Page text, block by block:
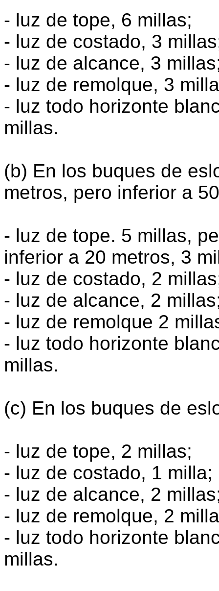
- luz de tope, 6 millas;
- luz de costado, 3
- luz de alcance, 3
- luz de remolque, 3
- luz todo horizonte
millas.
(b) En los buques de
metros, pero inferior a
- luz de tope. 5 millas,
inferior a 20 metros, 3
- luz de costado, 2
- luz de alcance, 2
- luz de remolque 2
- luz todo horizonte
millas.
(c) En los buques de
- luz de tope, 2 millas;
- luz de costado, 1 milla;
- luz de alcance, 2
- luz de remolque, 2
- luz todo horizonte
millas.